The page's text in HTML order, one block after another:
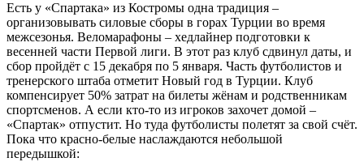
Есть у «Спартака» из Костромы одна традиция –
организовывать силовые сборы в горах Турции во время
межсезонья. Веломарафоны – хедлайнер подготовки к
весенней части Первой лиги. В этот раз клуб сдвинул даты, и
сбор пройдёт с 15 декабря по 5 января. Часть футболистов и
тренерского штаба отметит Новый год в Турции. Клуб
компенсирует 50% затрат на билеты жёнам и родственникам
спортсменов. А если кто-то из игроков захочет домой –
«Спартак» отпустит. Но туда футболисты полетят за свой счёт.
Пока что красно-белые наслаждаются небольшой
передышкой: